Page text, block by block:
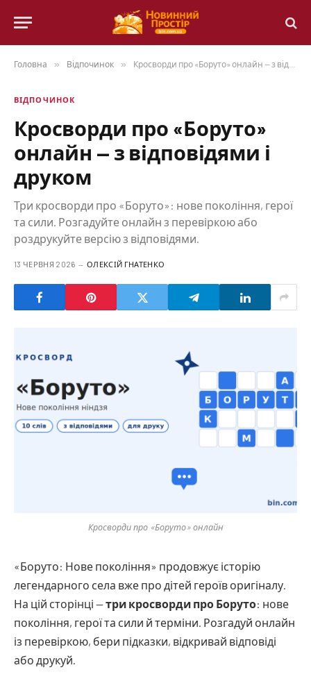
Головна » Відпочинок » Кросворди про «Боруто» онлайн — з відповідями і друком
ВІДПОЧИНОК
Кросворди про «Боруто»
онлайн — з відповідями і
друком
Три кросворди про «Боруто»: нове покоління, герої
та сили. Розгадуйте онлайн з перевіркою або
роздрукуйте версію з відповідями.
13 ЧЕРВНЯ 2026 ОЛЕКСІЙ ГНАТЕНКО
Кросворди про «Боруто» онлайн
«Боруто: Нове покоління» продовжує історію
легендарного села вже про дітей героїв оригіналу.
На цій сторінці —три кросворди про Боруто: нове
покоління, герої та сили й терміни. Розгадуй онлайн
із перевіркою, бери підказки, відкривай відповіді
або друкуй.